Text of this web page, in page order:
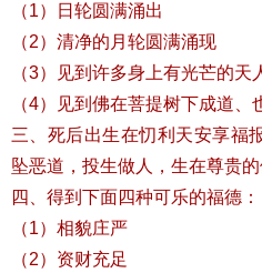
（1）日轮圆满涌出
（2）清净的月轮圆满涌现
（3）见到许多身上有光芒的天
（4）见到佛在菩提树下成道
三、死后出生在忉利天安享福
坠恶道，投生做人，生在尊贵的
四、得到下面四种可乐的福德：
（1）相貌庄严
（2）资财充足